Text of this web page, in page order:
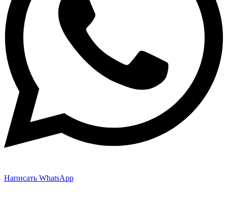
Написать WhatsApp